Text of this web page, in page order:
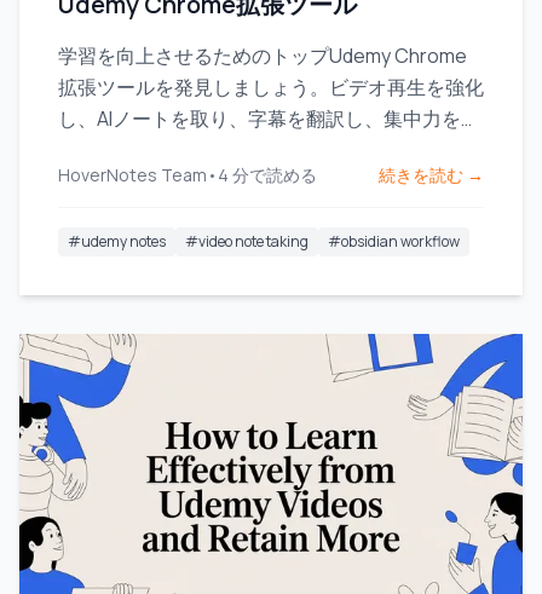
学習を向上させるためのトップUdemy Chrome
拡張ツールを発見しましょう。ビデオ再生を強化
し、AIノートを取り、字幕を翻訳し、集中力を保
HoverNotes Team • 4 分で読める 続きを読む →
#udemy notes #video note taking #obsidian workflow